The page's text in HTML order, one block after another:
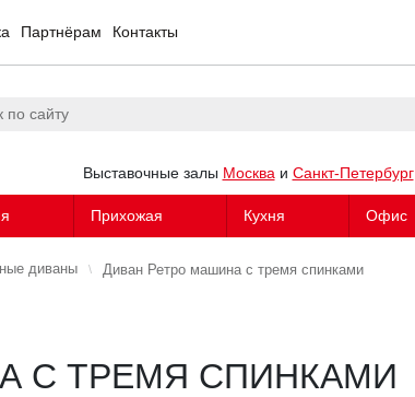
Партнёрам Контакты
Выставочные залы Москва и Санкт-Петербург
Прихожая Кухня Офис
диваны Диван Ретро машина с тремя спинками
С ТРЕМЯ СПИНКАМИ